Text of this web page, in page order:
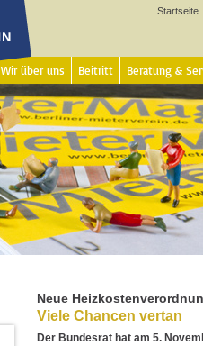
Startseite
Wir über uns Beitritt Beratung &
Neue
Viele Chancen vertan
Der Bundesrat hat am 5.